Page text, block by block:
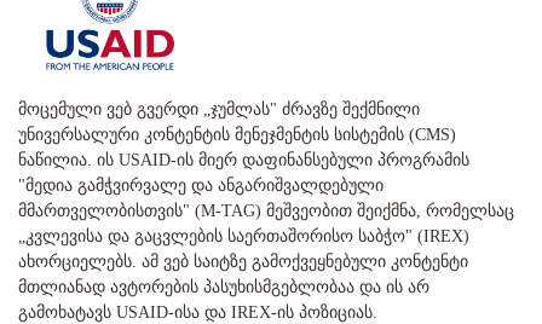
მოცემული ვებ გვერდი „ჯუმლას" ძრავზე შექმნილი
უნივერსალური კონტენტის მენეჯმენტის სისტემის (CMS)
ნაწილია. ის USAID-ის მიერ დაფინანსებული პროგრამის
"მედია გამჭვირვალე და ანგარიშვალდებული
მმართველობისთვის" (M-TAG) მეშვეობით შეიქმნა, რომელსაც
„კვლევისა და გაცვლების საერთაშორისო საბჭო" (IREX)
ახორციელებს. ამ ვებ საიტზე გამოქვეყნებული კონტენტი
მთლიანად ავტორების პასუხისმგებლობაა და ის არ
გამოხატავს USAID-ისა და IREX-ის პოზიციას.